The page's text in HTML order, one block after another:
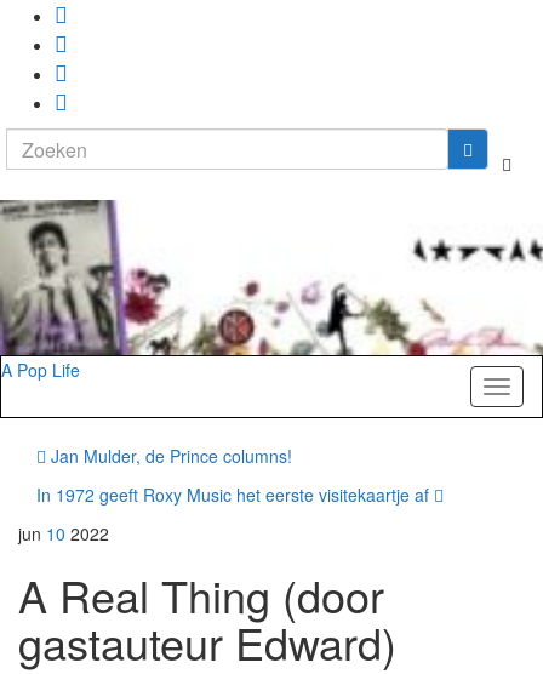
Search
for:
A Pop Life
Jan Mulder, de Prince columns!
In 1972 geeft Roxy Music het eerste visitekaartje af
jun 10 2022
A Real Thing (door
gastauteur Edward)